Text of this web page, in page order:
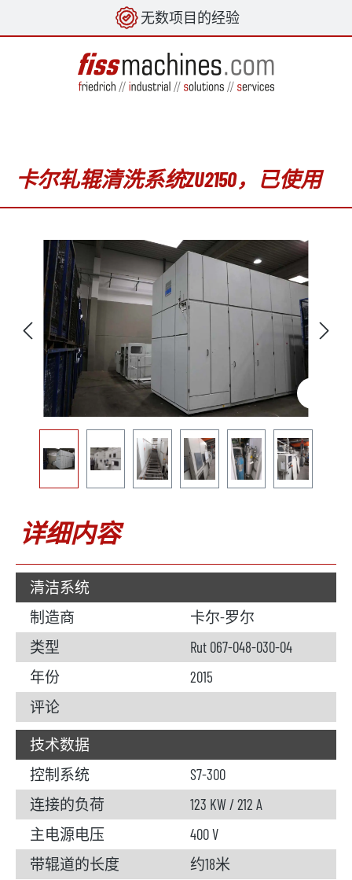
无数项目的经验
卡尔轧辊清洗系统ZU2150，已使用
Skip image gallery
详细内容
清洁系统
制造商
卡尔-罗尔
类型
Rut 067-048-030-04
年份
2015
评论
技术数据
控制系统
S7-300
连接的负荷
123 KW / 212 A
主电源电压
400 V
带辊道的长度
约18米